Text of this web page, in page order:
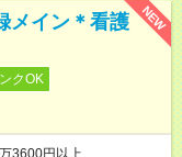
NEW
イン＊看護
クOK
3600円以上